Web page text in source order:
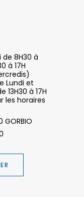
de 8H30 à
à 17H
Lundi et
13H30 à 17H
les horaires